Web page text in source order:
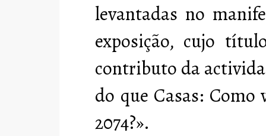
levantadas no
exposição, cujo
contributo da
do que Casas:
2074?».